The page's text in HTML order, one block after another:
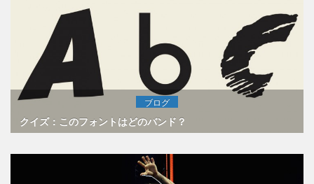
ブログ
クイズ：このフォントはどのバンド？